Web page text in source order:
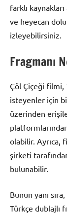
farklı
ve heyecan
izleyebilirsiniz.
Fragmanı
Çöl Çiçeği filmi,
isteyenler için
üzerinden
olabilir. Ayrıca,
şirketi
bulunabilir.
Bunun yanı
Türkçe dublajlı